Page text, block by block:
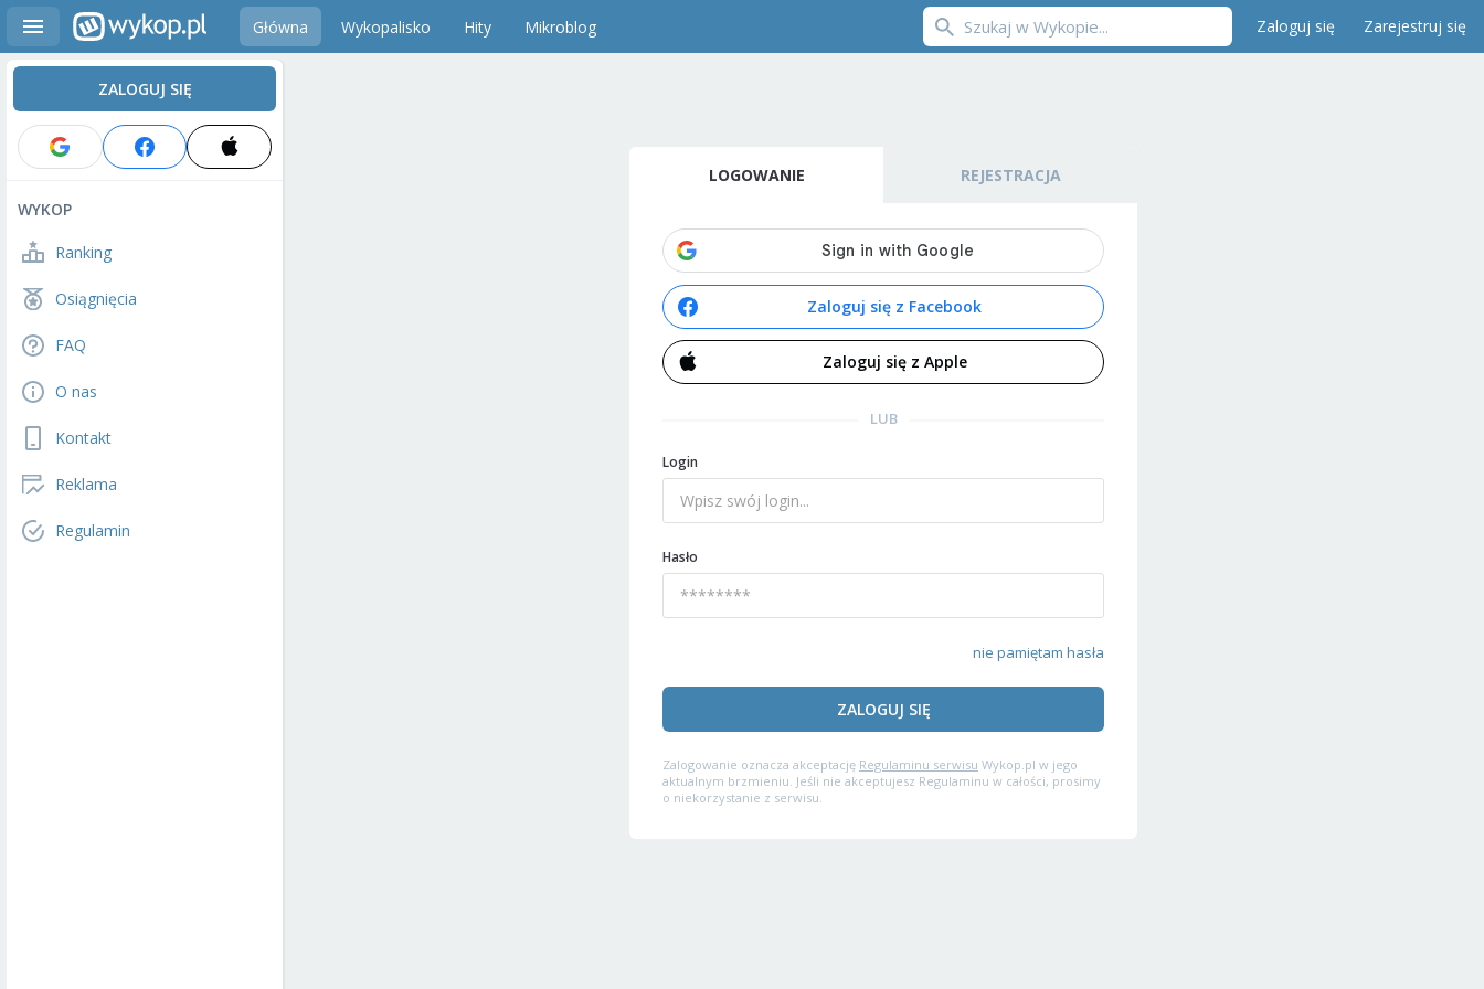
Główna Wykopalisko Hity Mikroblog Zaloguj się Zarejestruj się
ZALOGUJ SIĘ
WYKOP
Ranking
Osiągnięcia
FAQ
O nas
Kontakt
Reklama
Regulamin
LOGOWANIE REJESTRACJA
Zaloguj się z Facebook
Zaloguj się z Apple
LUB
Login
Hasło
nie pamiętam hasła
ZALOGUJ SIĘ
Zalogowanie oznacza akceptację Regulaminu serwisu Wykop.pl w jego
aktualnym brzmieniu. Jeśli nie akceptujesz Regulaminu w całości, prosimy
o niekorzystanie z serwisu.